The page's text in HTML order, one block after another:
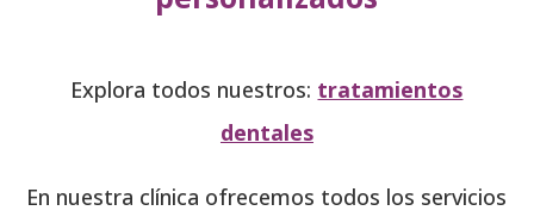
Explora todos nuestros: tratamientos
dentales
En nuestra clínica ofrecemos todos los servicios